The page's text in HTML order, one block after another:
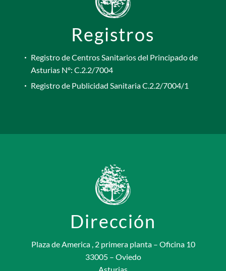
sus padres como para…
Registros
Registro de Centros Sanitarios del Principado de
Asturias Nº: C.2.2/7004
Registro de Publicidad Sanitaria C.2.2/7004/1
Dirección
Plaza de America , 2 primera planta – Oficina 10
33005 – Oviedo